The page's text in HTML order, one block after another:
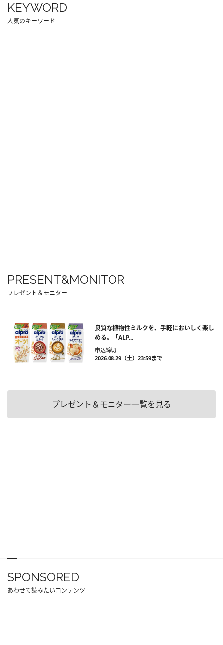
KEYWORD
人気のキーワード
PRESENT&MONITOR
プレゼント＆モニター
良質な植物性ミルクを、手軽においしく楽し
める。「ALP...
申込締切
2026.08.29（土）23:59まで
プレゼント＆モニター一覧を見る
SPONSORED
あわせて読みたいコンテンツ